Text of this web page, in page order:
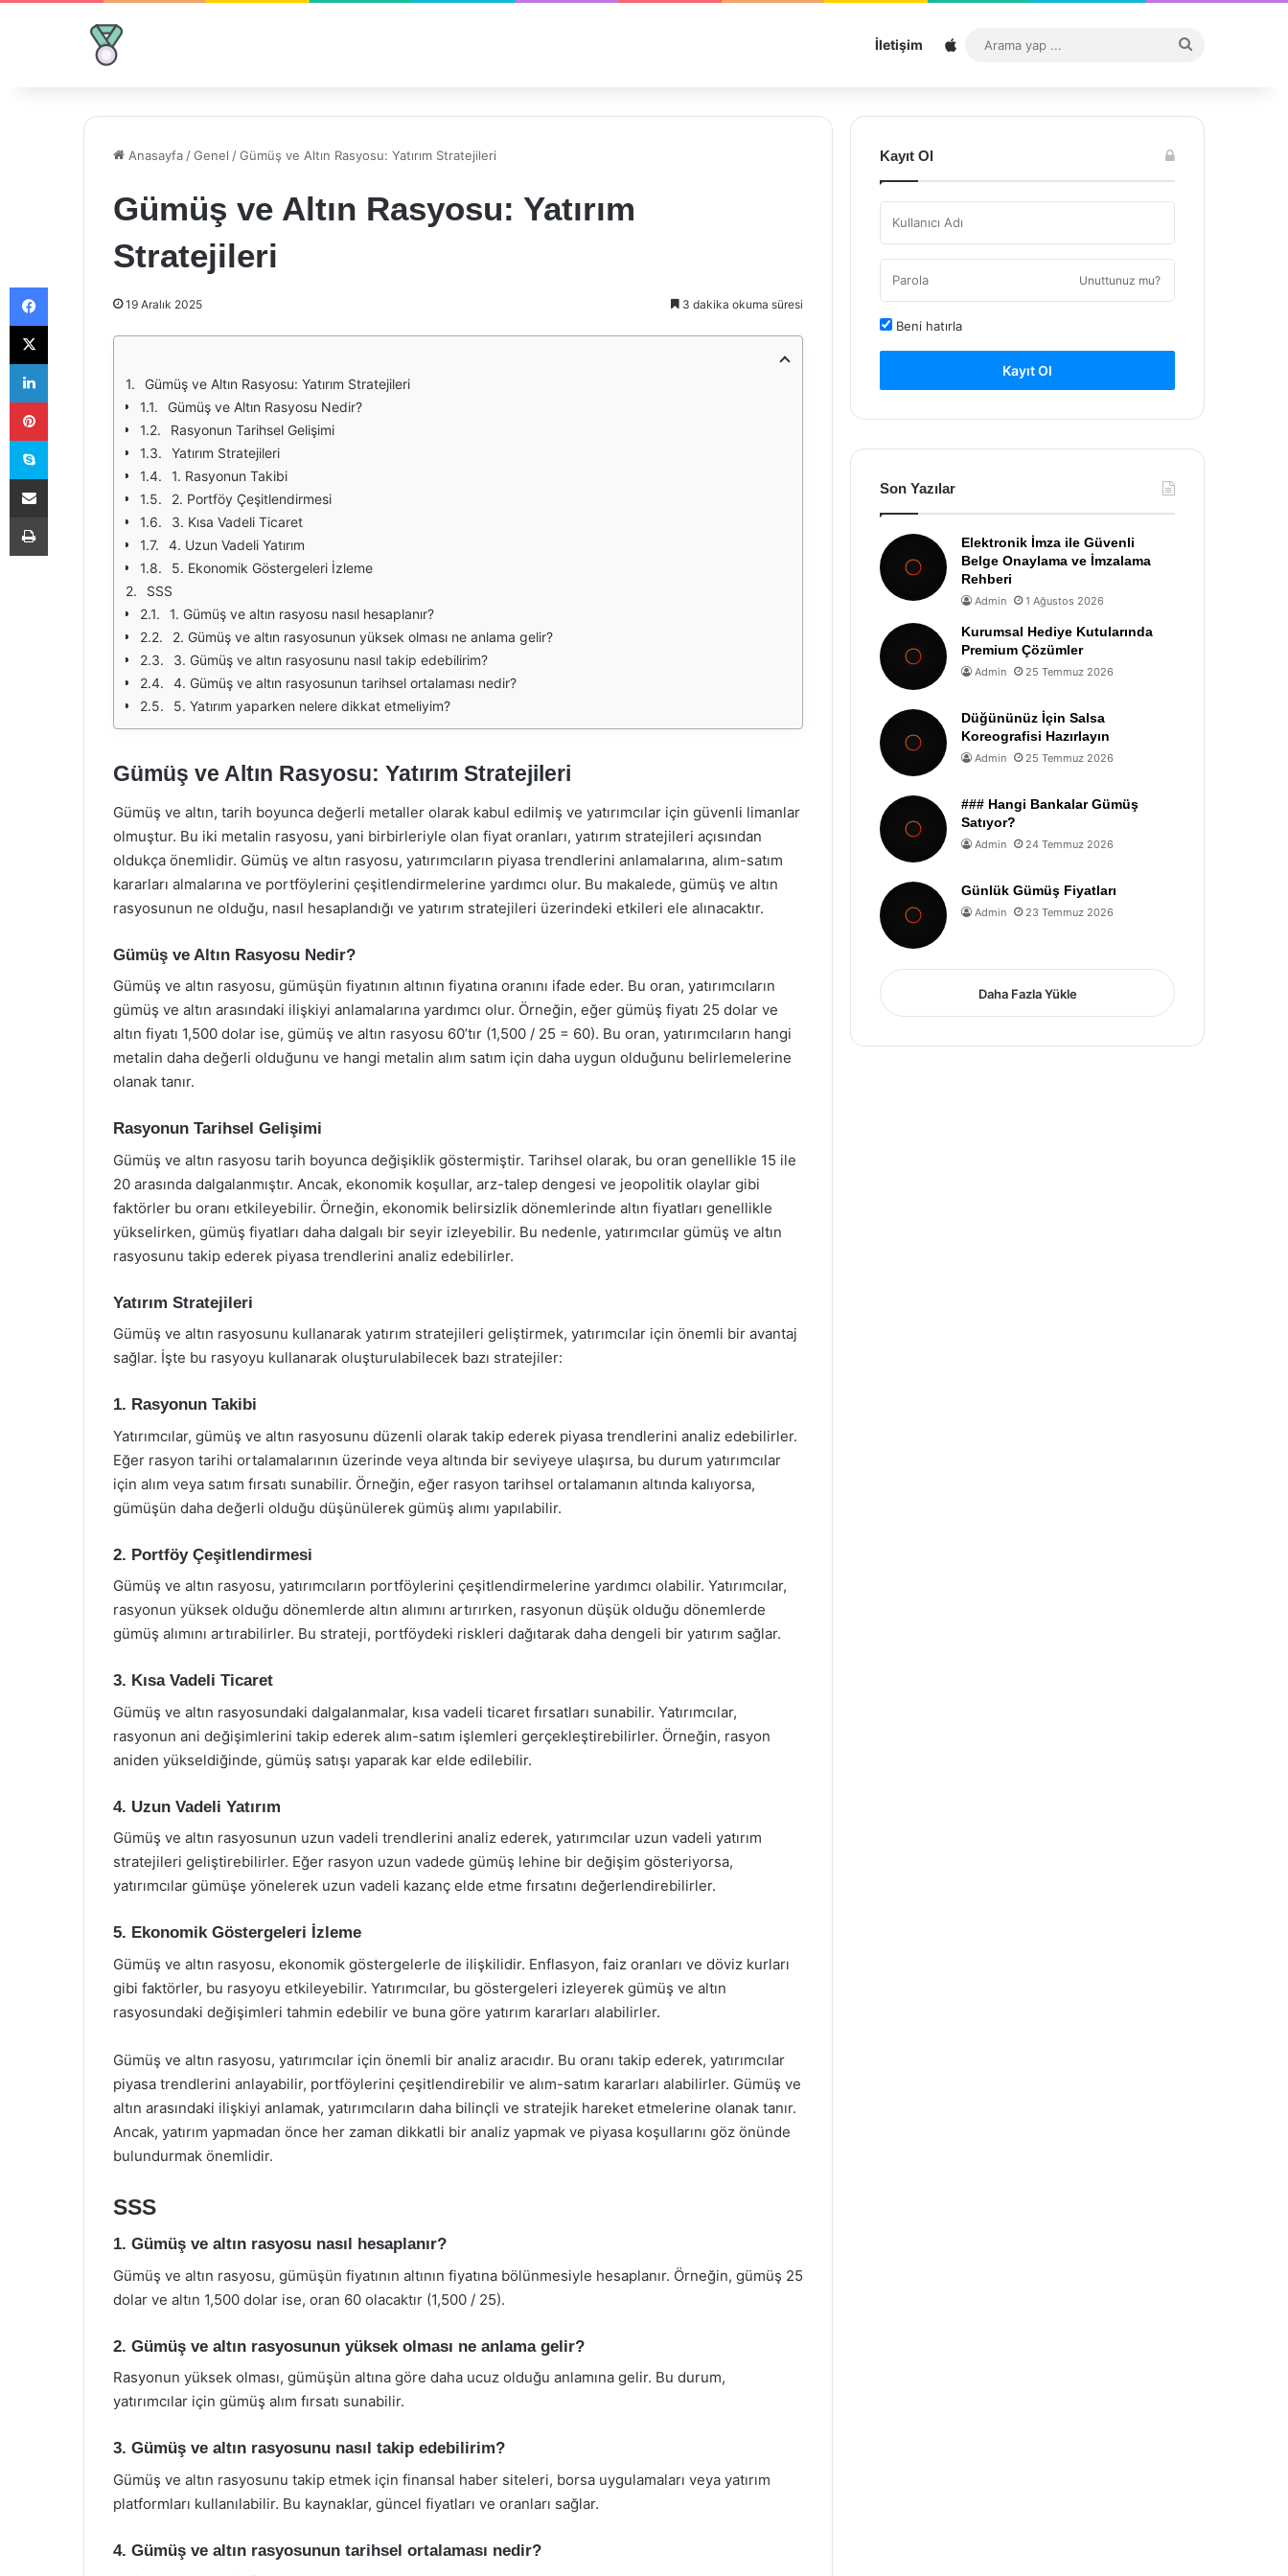
İletişim Sitemap
...
Anasayfa /Genel /Gümüş ve Altın Rasyosu: Yatırım Stratejileri
Gümüş ve Altın Rasyosu: Yatırım
Stratejileri
19 Aralık 2025 3 dakika okuma süresi
Gümüş ve Altın Rasyosu: Yatırım Stratejileri
Gümüş ve Altın Rasyosu Nedir?
Rasyonun Tarihsel Gelişimi
Yatırım Stratejileri
1. Rasyonun Takibi
2. Portföy Çeşitlendirmesi
3. Kısa Vadeli Ticaret
4. Uzun Vadeli Yatırım
5. Ekonomik Göstergeleri İzleme
SSS
1. Gümüş ve altın rasyosu nasıl hesaplanır?
2. Gümüş ve altın rasyosunun yüksek olması ne anlama gelir?
3. Gümüş ve altın rasyosunu nasıl takip edebilirim?
4. Gümüş ve altın rasyosunun tarihsel ortalaması nedir?
5. Yatırım yaparken nelere dikkat etmeliyim?
Gümüş ve Altın Rasyosu: Yatırım Stratejileri
Gümüş ve altın, tarih boyunca değerli metaller olarak kabul edilmiş ve yatırımcılar için güvenli limanlar
olmuştur. Bu iki metalin rasyosu, yani birbirleriyle olan fiyat oranları, yatırım stratejileri açısından
oldukça önemlidir. Gümüş ve altın rasyosu, yatırımcıların piyasa trendlerini anlamalarına, alım-satım
kararları almalarına ve portföylerini çeşitlendirmelerine yardımcı olur. Bu makalede, gümüş ve altın
rasyosunun ne olduğu, nasıl hesaplandığı ve yatırım stratejileri üzerindeki etkileri ele alınacaktır.
Gümüş ve Altın Rasyosu Nedir?
Gümüş ve altın rasyosu, gümüşün fiyatının altının fiyatına oranını ifade eder. Bu oran, yatırımcıların
gümüş ve altın arasındaki ilişkiyi anlamalarına yardımcı olur. Örneğin, eğer gümüş fiyatı 25 dolar ve
altın fiyatı 1,500 dolar ise, gümüş ve altın rasyosu 60’tır (1,500 / 25 = 60). Bu oran, yatırımcıların hangi
metalin daha değerli olduğunu ve hangi metalin alım satım için daha uygun olduğunu belirlemelerine
olanak tanır.
Rasyonun Tarihsel Gelişimi
Gümüş ve altın rasyosu tarih boyunca değişiklik göstermiştir. Tarihsel olarak, bu oran genellikle 15 ile
20 arasında dalgalanmıştır. Ancak, ekonomik koşullar, arz-talep dengesi ve jeopolitik olaylar gibi
faktörler bu oranı etkileyebilir. Örneğin, ekonomik belirsizlik dönemlerinde altın fiyatları genellikle
yükselirken, gümüş fiyatları daha dalgalı bir seyir izleyebilir. Bu nedenle, yatırımcılar gümüş ve altın
rasyosunu takip ederek piyasa trendlerini analiz edebilirler.
Yatırım Stratejileri
Gümüş ve altın rasyosunu kullanarak yatırım stratejileri geliştirmek, yatırımcılar için önemli bir avantaj
sağlar. İşte bu rasyoyu kullanarak oluşturulabilecek bazı stratejiler:
1. Rasyonun Takibi
Yatırımcılar, gümüş ve altın rasyosunu düzenli olarak takip ederek piyasa trendlerini analiz edebilirler.
Eğer rasyon tarihi ortalamalarının üzerinde veya altında bir seviyeye ulaşırsa, bu durum yatırımcılar
için alım veya satım fırsatı sunabilir. Örneğin, eğer rasyon tarihsel ortalamanın altında kalıyorsa,
gümüşün daha değerli olduğu düşünülerek gümüş alımı yapılabilir.
2. Portföy Çeşitlendirmesi
Gümüş ve altın rasyosu, yatırımcıların portföylerini çeşitlendirmelerine yardımcı olabilir. Yatırımcılar,
rasyonun yüksek olduğu dönemlerde altın alımını artırırken, rasyonun düşük olduğu dönemlerde
gümüş alımını artırabilirler. Bu strateji, portföydeki riskleri dağıtarak daha dengeli bir yatırım sağlar.
3. Kısa Vadeli Ticaret
Gümüş ve altın rasyosundaki dalgalanmalar, kısa vadeli ticaret fırsatları sunabilir. Yatırımcılar,
rasyonun ani değişimlerini takip ederek alım-satım işlemleri gerçekleştirebilirler. Örneğin, rasyon
aniden yükseldiğinde, gümüş satışı yaparak kar elde edilebilir.
4. Uzun Vadeli Yatırım
Gümüş ve altın rasyosunun uzun vadeli trendlerini analiz ederek, yatırımcılar uzun vadeli yatırım
stratejileri geliştirebilirler. Eğer rasyon uzun vadede gümüş lehine bir değişim gösteriyorsa,
yatırımcılar gümüşe yönelerek uzun vadeli kazanç elde etme fırsatını değerlendirebilirler.
5. Ekonomik Göstergeleri İzleme
Gümüş ve altın rasyosu, ekonomik göstergelerle de ilişkilidir. Enflasyon, faiz oranları ve döviz kurları
gibi faktörler, bu rasyoyu etkileyebilir. Yatırımcılar, bu göstergeleri izleyerek gümüş ve altın
rasyosundaki değişimleri tahmin edebilir ve buna göre yatırım kararları alabilirler.
Gümüş ve altın rasyosu, yatırımcılar için önemli bir analiz aracıdır. Bu oranı takip ederek, yatırımcılar
piyasa trendlerini anlayabilir, portföylerini çeşitlendirebilir ve alım-satım kararları alabilirler. Gümüş ve
altın arasındaki ilişkiyi anlamak, yatırımcıların daha bilinçli ve stratejik hareket etmelerine olanak tanır.
Ancak, yatırım yapmadan önce her zaman dikkatli bir analiz yapmak ve piyasa koşullarını göz önünde
bulundurmak önemlidir.
SSS
1. Gümüş ve altın rasyosu nasıl hesaplanır?
Gümüş ve altın rasyosu, gümüşün fiyatının altının fiyatına bölünmesiyle hesaplanır. Örneğin, gümüş 25
dolar ve altın 1,500 dolar ise, oran 60 olacaktır (1,500 / 25).
2. Gümüş ve altın rasyosunun yüksek olması ne anlama gelir?
Rasyonun yüksek olması, gümüşün altına göre daha ucuz olduğu anlamına gelir. Bu durum,
yatırımcılar için gümüş alım fırsatı sunabilir.
3. Gümüş ve altın rasyosunu nasıl takip edebilirim?
Gümüş ve altın rasyosunu takip etmek için finansal haber siteleri, borsa uygulamaları veya yatırım
platformları kullanılabilir. Bu kaynaklar, güncel fiyatları ve oranları sağlar.
4. Gümüş ve altın rasyosunun tarihsel ortalaması nedir?
Kayıt Ol
Unuttunuz mu?
Beni hatırla
Kayıt Ol
Son Yazılar
Elektronik İmza ile Güvenli
Belge Onaylama ve İmzalama
Rehberi
Admin 1 Ağustos 2026
Kurumsal Hediye Kutularında
Premium Çözümler
Admin 25 Temmuz 2026
Düğününüz İçin Salsa
Koreografisi Hazırlayın
Admin 25 Temmuz 2026
### Hangi Bankalar Gümüş
Satıyor?
Admin 24 Temmuz 2026
Günlük Gümüş Fiyatları
Admin 23 Temmuz 2026
Daha Fazla Yükle
Facebook
X
LinkedIn
Pinterest
Skype
E-Posta ile paylaş